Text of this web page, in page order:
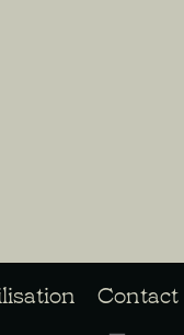
Contact